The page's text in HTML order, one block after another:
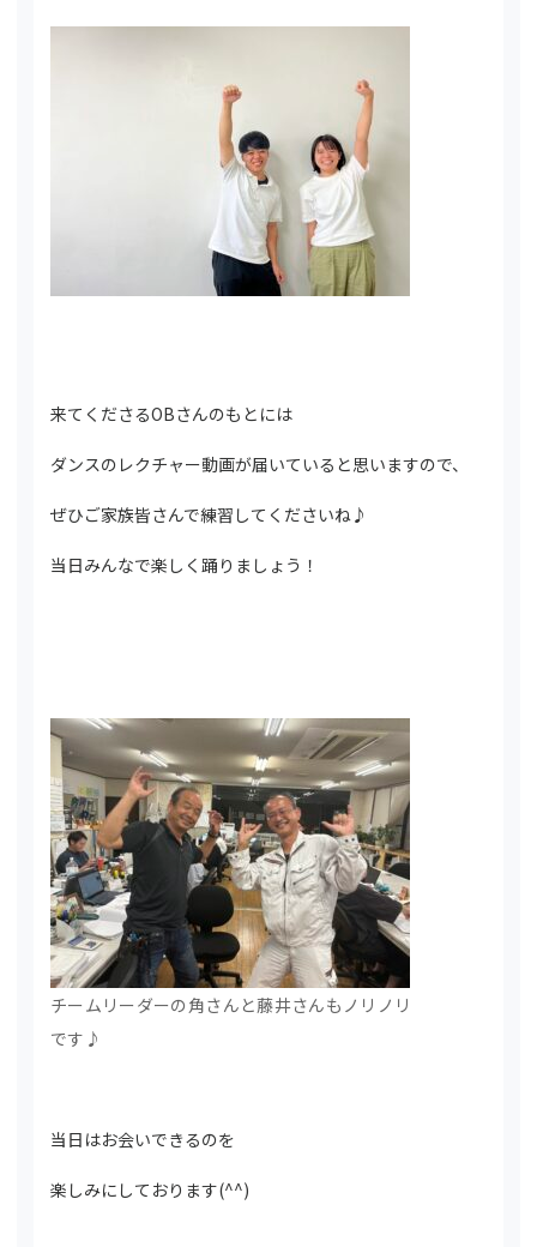
来てくださるOBさんのもとには
ダンスのレクチャー動画が届いていると思いますので、
ぜひご家族皆さんで練習してくださいね♪
当日みんなで楽しく踊りましょう！
チームリーダーの角さんと藤井さんもノリノリ
です♪
当日はお会いできるのを
楽しみにしております(^^)